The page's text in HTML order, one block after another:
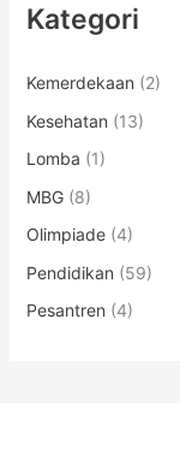
Kategori
Kemerdekaan (2)
Kesehatan (13)
Lomba (1)
MBG(8)
Olimpiade(4)
Pendidikan (59)
Pesantren (4)